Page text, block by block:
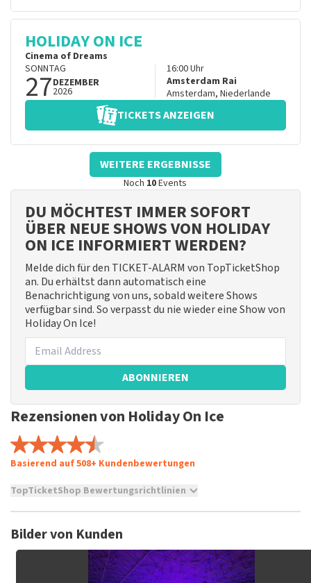
HOLIDAY ON ICE
Cinema of Dreams
SONNTAG
27DEZEMBER
2026
16:00Uhr
Amsterdam Rai
Amsterdam, Niederlande
TICKETS ANZEIGEN
WEITERE ERGEBNISSE
Noch 10Events
DU MÖCHTEST IMMER SOFORT
ÜBER NEUE SHOWS VON HOLIDAY
ON ICE INFORMIERT WERDEN?
Melde dich für den TICKET-ALARM von TopTicketShop
an. Du erhältst dann automatisch eine
Benachrichtigung von uns, sobald weitere Shows
verfügbar sind. So verpasst du nie wieder eine Show von
Holiday On Ice!
ABONNIEREN
Rezensionen von Holiday On Ice
Basierend auf 508+ Kundenbewertungen
TopTicketShop Bewertungsrichtlinien
Es ist nicht möglich, eine Bewertung abzugeben, wenn du
beleidigender Sprache und/oder falschen Angaben werden
nicht veröffentlicht. Es kann einige Wochen dauern, bis eine
Bilder von Kunden